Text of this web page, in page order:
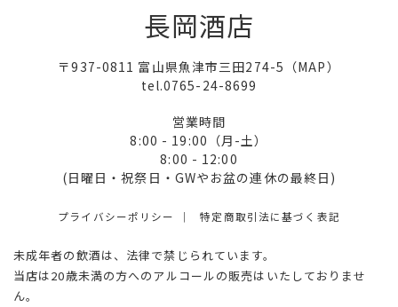
長岡酒店
〒937-0811 富山県魚津市三田274-5（MAP）
tel.0765-24-8699
営業時間
8:00 - 19:00（月-土）
8:00 - 12:00
(日曜日・祝祭日・GWやお盆の連休の最終日)
プライバシーポリシー 特定商取引法に基づく表記
未成年者の飲酒は、法律で禁じられています。
当店は20歳未満の方へのアルコールの販売はいたしておりませ
ん。